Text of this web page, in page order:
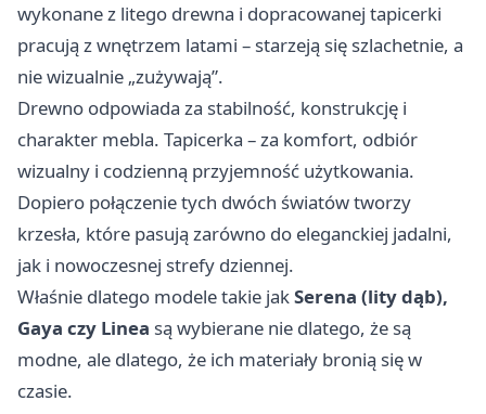
wykonane z litego drewna i dopracowanej tapicerki
pracują z wnętrzem latami – starzeją się szlachetnie, a
nie wizualnie „zużywają”.
Drewno odpowiada za stabilność, konstrukcję i
charakter mebla. Tapicerka – za komfort, odbiór
wizualny i codzienną przyjemność użytkowania.
Dopiero połączenie tych dwóch światów tworzy
krzesła, które pasują zarówno do eleganckiej jadalni,
jak i nowoczesnej strefy dziennej.
Właśnie dlatego modele takie jakSerena (lity dąb),
Gaya czy Linea są wybierane nie dlatego, że są
modne, ale dlatego, że ich materiały bronią się w
czasie.